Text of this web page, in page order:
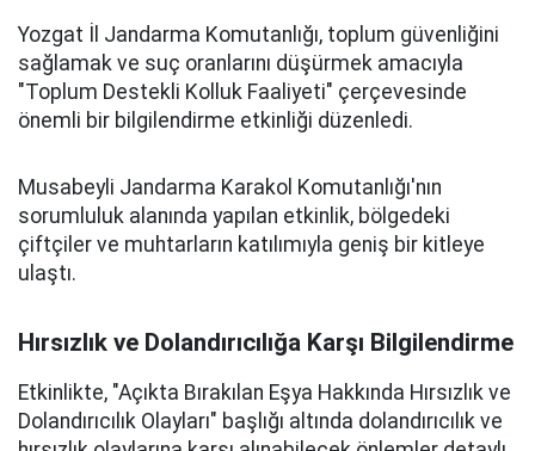
Yozgat İl Jandarma Komutanlığı, toplum güvenliğini
sağlamak ve suç oranlarını düşürmek amacıyla
"Toplum Destekli Kolluk Faaliyeti" çerçevesinde
önemli bir bilgilendirme etkinliği düzenledi.
Musabeyli Jandarma Karakol Komutanlığı'nın
sorumluluk alanında yapılan etkinlik, bölgedeki
çiftçiler ve muhtarların katılımıyla geniş bir kitleye
ulaştı.
Hırsızlık ve Dolandırıcılığa Karşı Bilgilendirme
Etkinlikte, "Açıkta Bırakılan Eşya Hakkında Hırsızlık ve
Dolandırıcılık Olayları" başlığı altında dolandırıcılık ve